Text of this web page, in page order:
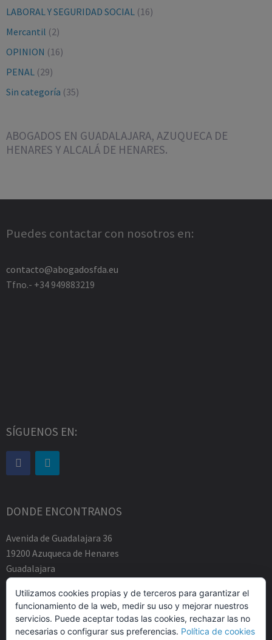
LABORAL Y SEGURIDAD SOCIAL (16)
Mercantil (2)
OPINION (16)
PENAL (29)
Sin categoría (35)
ABOGADOS EN GUADALAJARA, AZUQUECA DE
HENARES Y ALCALÁ DE HENARES.
Puedes contactar con nosotros en:
contacto@abogadosfda.eu
Tfno.- +34 949883219
SÍGUENOS EN:
DONDE ENCONTRANOS
Avenida de Guadalajara 36
19200 Azuqueca de Henares
Guadalajara
Tfno.-+34 949883219
contacto@abogadosfda.eu
Mañanas de 10:00a 14:00
Tardes de 17:00 a 20:00
Utilizamos cookies propias y de terceros para garantizar el
funcionamiento de la web, medir su uso y mejorar nuestros
servicios. Puede aceptar todas las cookies, rechazar las no
necesarias o configurar sus preferencias. Política de cookies